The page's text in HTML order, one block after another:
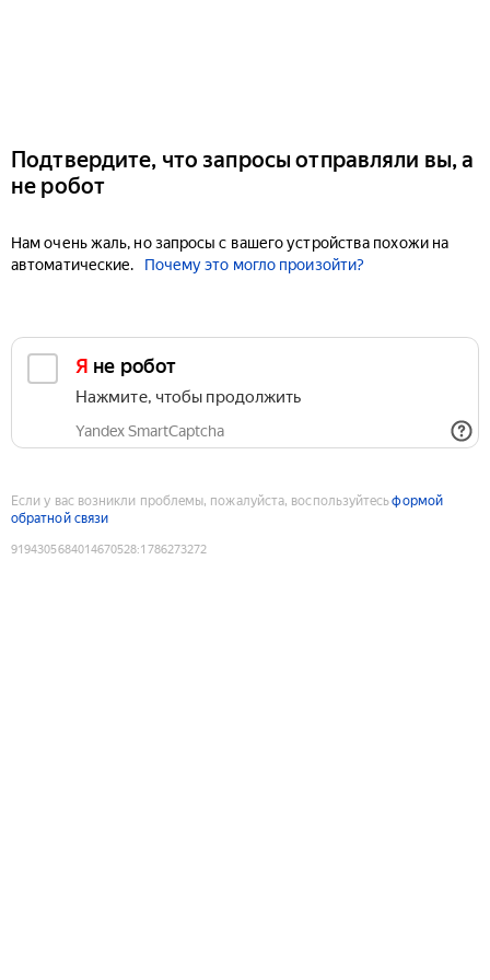
Подтвердите, что запросы отправляли вы, а
не робот
Нам очень жаль, но запросы с вашего устройства похожи на
автоматические.
Почему это могло произойти?
Я не робот
Нажмите, чтобы продолжить
Yandex SmartCaptcha
Если у вас возникли проблемы, пожалуйста, воспользуйтесьформой
обратной связи
9194305684014670528:1786273272